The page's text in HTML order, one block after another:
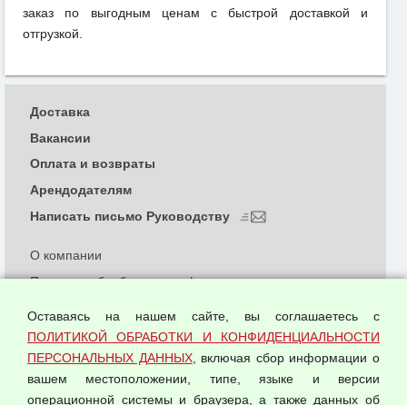
заказ по выгодным ценам с быстрой доставкой и
отгрузкой.
О компании
Политика обработки и конфиденциальности
Согласием на обработку персональных данных
Оферта оптовой купли-продажи
Публичная оферта
Доставка
Вакансии
Оплата и возвраты
Арендодателям
Написать письмо Руководству
Оставаясь на нашем сайте, вы соглашаетесь с
ПОЛИТИКОЙ ОБРАБОТКИ И КОНФИДЕНЦИАЛЬНОСТИ
ПЕРСОНАЛЬНЫХ ДАННЫХ, включая сбор информации о
вашем местоположении, типе, языке и версии
операционной системы и браузера, а также данных об